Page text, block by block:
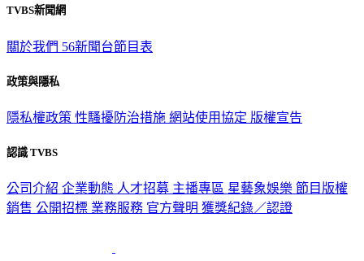
TVBS新聞網
關於我們 56新聞台節目表
政策與隱私
隱私權政策 性騷擾防治措施 網站使用協定 版權宣告
認識 TVBS
公司介紹 企業動態 人才招募 主播專區 星藝象娛樂 節目版權
銷售 公開招標 業務服務 官方聲明 獲獎紀錄／認證